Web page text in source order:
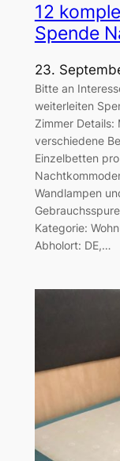
12
Spende
23.
Bitte an
weiterleiten
Zimmer Details:
verschiedene
Einzelbetten
Wandlampen
Kategorie:
Abholort: DE,…